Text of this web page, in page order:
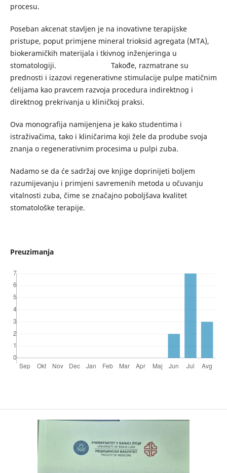
procesu.
Poseban akcenat stavljen je na inovativne terapijske
pristupe, poput primjene mineral trioksid agregata (MTA),
biokeramičkih materijala i tkivnog inženjeringa u
stomatologiji. Takođe, razmatrane su
prednosti i izazovi regenerativne stimulacije pulpe matičnim
ćelijama kao pravcem razvoja procedura indirektnog i
direktnog prekrivanja u kliničkoj praksi.
Ova monografija namijenjena je kako studentima i
istraživačima, tako i kliničarima koji žele da prodube svoja
znanja o regenerativnim procesima u pulpi zuba.
Nadamo se da će sadržaj ove knjige doprinijeti boljem
razumijevanju i primjeni savremenih metoda u očuvanju
vitalnosti zuba, čime se značajno poboljšava kvalitet
stomatološke terapije.
Preuzimanja